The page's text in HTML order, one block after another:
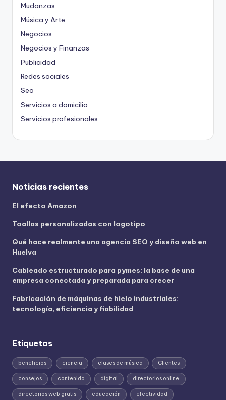
Mudanzas
Música y Arte
Negocios
Negocios y Finanzas
Publicidad
Redes sociales
Seo
Servicios a domicilio
Servicios profesionales
Noticias recientes
El efecto Amazon
Toallas personalizadas con logotipo
Qué hace realmente una agencia SEO y diseño web en
Huelva
Cableado estructurado para pymes: la base de una
empresa conectada y preparada para crecer
Fabricación de máquinas de hielo industriales:
tecnología, eficiencia y fiabilidad
Etiquetas
beneficios ciencia clases de música Clientes
consejos contenido digital directorios online
directorios web gratis educación efectividad